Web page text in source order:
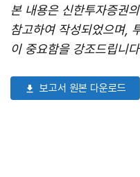
본 내용은 신한투자증권
참고하여 작성되었으며,
이 중요함을 강조드립니
보고서 원본 다운로드